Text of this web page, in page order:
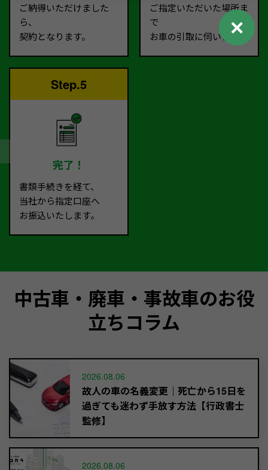
ご納得いただけました
ら、
契約となります。
ご指定いただいた場所ま
で
お車の引取に伺います。
Step.5
完了！
書類手続きを経て、
当社から指定口座へ
お振込いたします。
中古車・廃車・事故車のお役
立ちコラム
2026.08.06
故人の車の名義変更｜死亡から15日を
過ぎても迷わず手放す方法【行政書士
監修】
2026.08.06
✕